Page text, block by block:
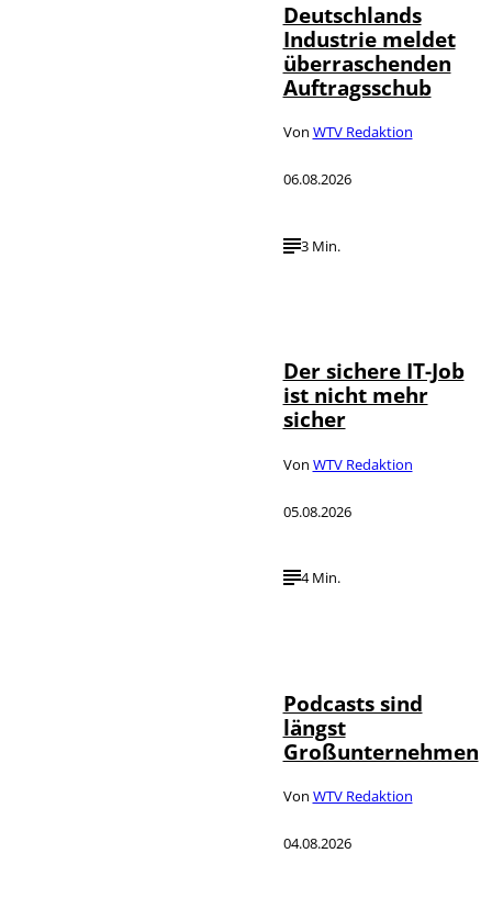
Deutschlands
Industrie meldet
überraschenden
Auftragsschub
Von WTV Redaktion
06.08.2026
3 Min.
Der sichere IT-Job
ist nicht mehr
sicher
Von WTV Redaktion
05.08.2026
4 Min.
Podcasts sind
längst
Großunternehmen
Von WTV Redaktion
04.08.2026